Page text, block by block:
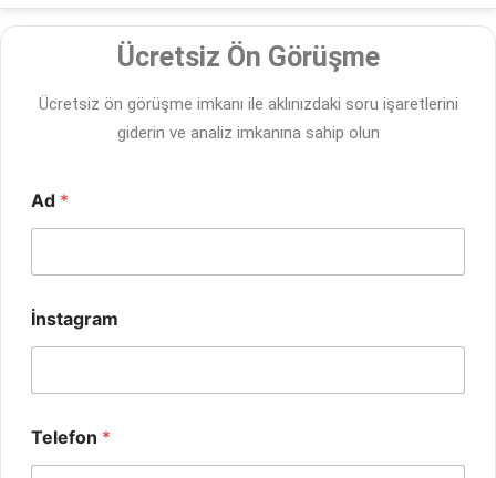
Ücretsiz Ön Görüşme
Ücretsiz ön görüşme imkanı ile aklınızdaki soru işaretlerini
giderin ve analiz imkanına sahip olun
Ad *
İnstagram
Telefon *